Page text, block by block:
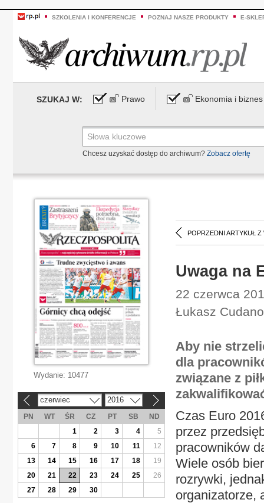
SZKOLENIA I KONFERENCJE POZNAJ NASZE PRODUKTY E-
SZUKAJ W: Prawo Ekonomia i biznes
Chcesz uzyskać dostęp do archiwum? Zobacz ofertę
POPRZEDNI ARTYKUŁ Z
Uwaga na
22 czerwca
Łukasz
Aby nie
dla
związane z
Czas Euro
przez
pracowników
Wiele osób
rozrywki,
organizatorze,
Wydanie: 10477
czerwiec 2016
PN WT ŚR CZ PT SB
ND
1
2 3 4
5
6
7 8 9 10 11
12
13
14 15 16 17 18
19
20
21 22 23 24 25
26
27
28 29 30